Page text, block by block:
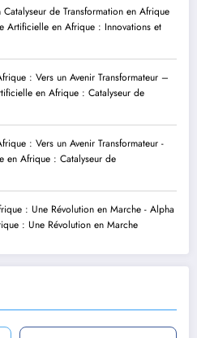
de Transformation en Afrique
Artificielle en Afrique : Innovations et
: Vers un Avenir Transformateur –
en Afrique : Catalyseur de
: Vers un Avenir Transformateur -
en Afrique : Catalyseur de
: Une Révolution en Marche - Alpha
: Une Révolution en Marche